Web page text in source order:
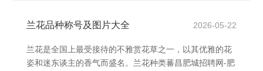
兰花品种称号及图片大全 2026-05-22
兰花是全国上最受接待的不雅赏花草之一，以其优雅的花
姿和迷东谈主的香气而盛名。兰花种类蕃昌肥城招聘网-肥